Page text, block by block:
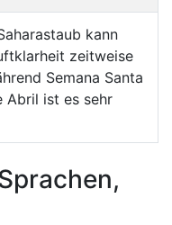
kann
zeitweise
Semana Santa
Abril ist es sehr